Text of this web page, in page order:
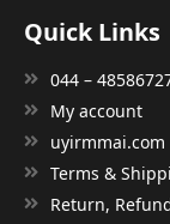
Quick Links
044 –
My account
uyirmmai.com
Terms &
Return,